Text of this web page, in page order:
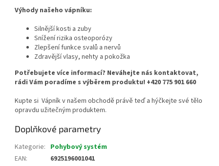
Výhody našeho vápníku:
Silnější kosti a zuby
Snížení rizika osteoporózy
Zlepšení funkce svalů a nervů
Zdravější vlasy, nehty a pokožka
Potřebujete více informací? Neváhejte nás kontaktovat,
rádi Vám poradíme s výběrem produktu! +420 775 901 660
Kupte si Vápník v našem obchodě právě teď a hýčkejte své tělo
opravdu užitečným produktem.
Doplňkové parametry
Kategorie: Pohybový systém
EAN: 6925196001041